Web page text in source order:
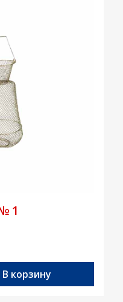
1
В корзину